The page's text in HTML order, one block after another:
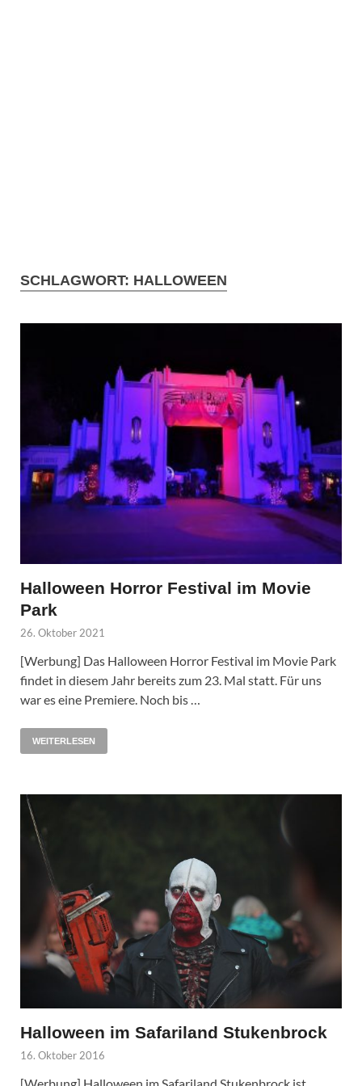
SCHLAGWORT: HALLOWEEN
Halloween Horror Festival im Movie
Park
26. Oktober 2021
[Werbung] Das Halloween Horror Festival im Movie Park
findet in diesem Jahr bereits zum 23. Mal statt. Für uns
war es eine Premiere. Noch bis …
WEITERLESEN
Halloween im Safariland Stukenbrock
16. Oktober 2016